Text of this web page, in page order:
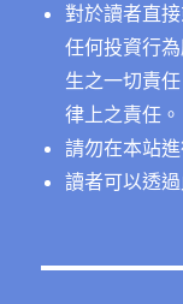
對於讀者直
任何投資行
生之一切責
律上之責任。
請勿在本站
讀者可以透